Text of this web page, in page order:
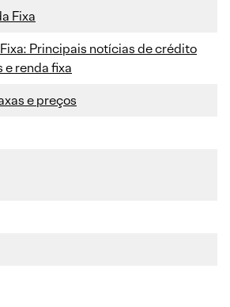
Fixa
Principais notícias de crédito
e renda fixa
e preços